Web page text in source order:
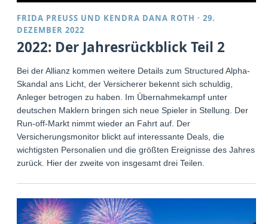
FRIDA PREUSS UND KENDRA DANA ROTH ·29.
DEZEMBER 2022
2022: Der Jahresrückblick Teil 2
Bei der Allianz kommen weitere Details zum Structured Alpha-
Skandal ans Licht, der Versicherer bekennt sich schuldig,
Anleger betrogen zu haben. Im Übernahmekampf unter
deutschen Maklern bringen sich neue Spieler in Stellung. Der
Run-off-Markt nimmt wieder an Fahrt auf. Der
Versicherungsmonitor blickt auf interessante Deals, die
wichtigsten Personalien und die größten Ereignisse des Jahres
zurück. Hier der zweite von insgesamt drei Teilen.